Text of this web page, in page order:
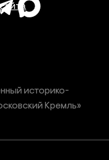
историко-
Кремль»